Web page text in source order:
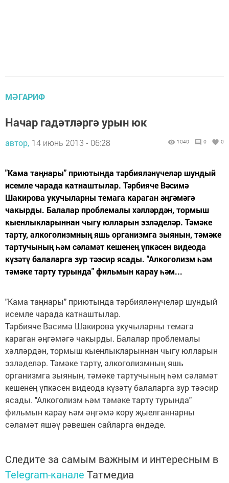
МӘГАРИФ
Начар гадәтләргә урын юк
автор, 14 июнь 2013 - 06:28 1040 0 0
"Кама таңнары" приютында тәрбияләнүчеләр шундый
исемле чарада катнаштылар. Тәрбияче Вәсимә
Шакирова укучыларны темага караган әңгәмәгә
чакырды. Балалар проблемалы хәлләрдән, тормыш
кыенлыкларыннан чыгу юлларын эзләделәр. Тәмәке
тарту, алкоголизмның яшь организмга зыянын, тәмәке
тартучының һәм сәламәт кешенең үпкәсен видеода
күзәтү балаларга зур тәэсир ясады. "Алкоголизм һәм
тәмәке тарту турында" фильмын карау һәм...
"Кама таңнары" приютында тәрбияләнүчеләр шундый
исемле чарада катнаштылар.
Тәрбияче Вәсимә Шакирова укучыларны темага
караган әңгәмәгә чакырды. Балалар проблемалы
хәлләрдән, тормыш кыенлыкларыннан чыгу юлларын
эзләделәр. Тәмәке тарту, алкоголизмның яшь
организмга зыянын, тәмәке тартучының һәм сәламәт
кешенең үпкәсен видеода күзәтү балаларга зур тәэсир
ясады. "Алкоголизм һәм тәмәке тарту турында"
фильмын карау һәм әңгәмә кору җыелганнарны
сәламәт яшәү рәвешен сайларга өндәде.
Следите за самым важным и интересным в
Telegram-канале Татмедиа